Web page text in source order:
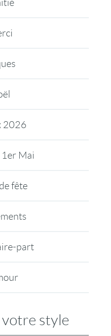
2026
Mai
fête
part
votre style